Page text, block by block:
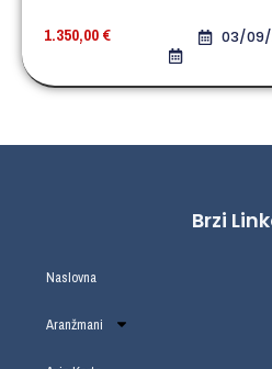
1.350,00€ 03/
Brzi
Naslovna
Aranžmani